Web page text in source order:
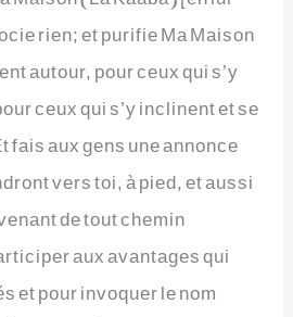
rien; et purifie Ma Maison
autour, pour ceux qui s’y
ceux qui s’y inclinent et se
fais aux gens une annonce
vers toi, à pied, et aussi
de tout chemin
aux avantages qui
et pour invoquer le nom